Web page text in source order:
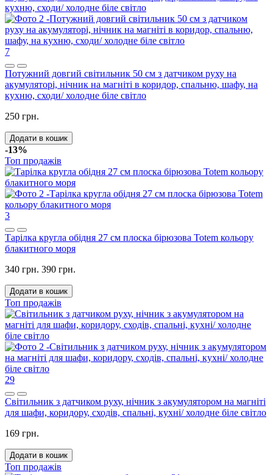
7
Потужний довгий світильник 50 см з датчиком руху на
акумуляторі, нічник на магніті в коридор, спальню, шафу, на
кухню, сходи/ холодне біле світло
250 грн.
Додати в кошик
-13%
Топ продажів
3
Тарілка кругла обідня 27 см плоска бірюзова Totem кольору
блакитного моря
340 грн. 390 грн.
Додати в кошик
Топ продажів
29
Світильник з датчиком руху, нічник з акумулятором на магніті
для шафи, коридору, сходів, спальні, кухні/ холодне біле світло
169 грн.
Додати в кошик
Топ продажів